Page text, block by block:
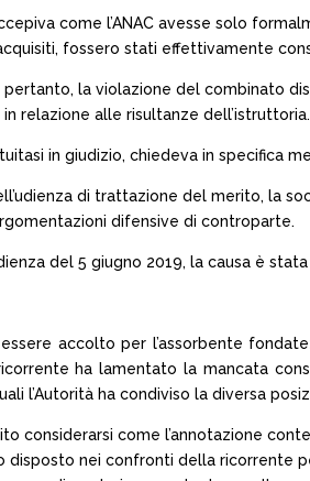
come l’ANAC avesse solo
fossero stati effettivamente
pertanto, la violazione del combinato
relazione alle risultanze dell’istruttoria.
in giudizio, chiedeva in specifica
di trattazione del merito, la
difensive di controparte.
del 5 giugno 2019, la causa è
accolto per l’assorbente
ha lamentato la mancata
l’Autorità ha condiviso la diversa
considerarsi come l’annotazione
disposto nei confronti della ricorrente